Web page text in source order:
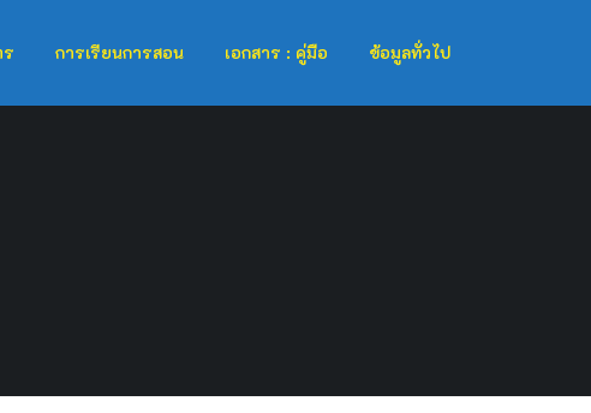
การเรียนการสอน เอกสาร : คู่มือ ข้อมูลทั่วไป